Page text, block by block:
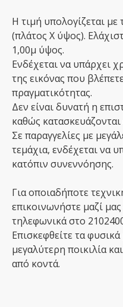
Η τιμή υπολογίζεται
(πλάτος Χ ύψος).
1,00μ ύψος.
Ενδέχεται να υπάρχει
της εικόνας που
πραγματικότητας.
Δεν είναι δυνατή η
καθώς κατασκευάζονται
Σε παραγγελίες με
τεμάχια, ενδέχεται να
κατόπιν συνεννόησης.
Για οποιαδήποτε
επικοινωνήστε μαζί
τηλεφωνικά στο
Επισκεφθείτε τα
μεγαλύτερη ποικιλία
από κοντά.